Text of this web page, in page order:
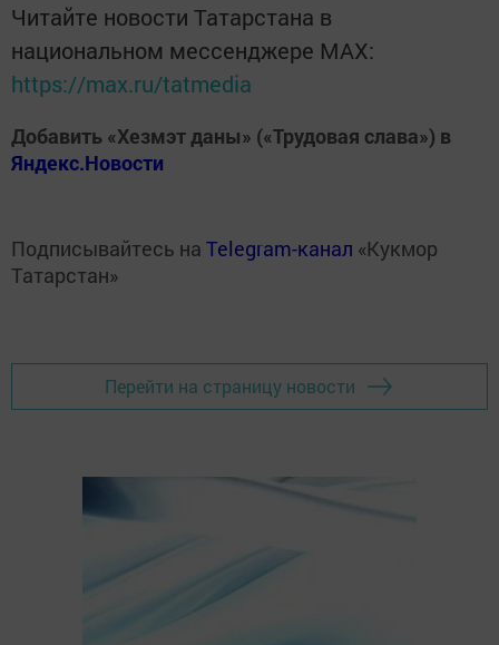
Читайте новости Татарстана в
национальном мессенджере MАХ:
https://max.ru/tatmedia
Добавить «Хезмэт даны» («Трудовая слава») в
Яндекс.Новости
Подписывайтесь на Telegram-канал «Кукмор
Татарстан»
Перейти на страницу новости